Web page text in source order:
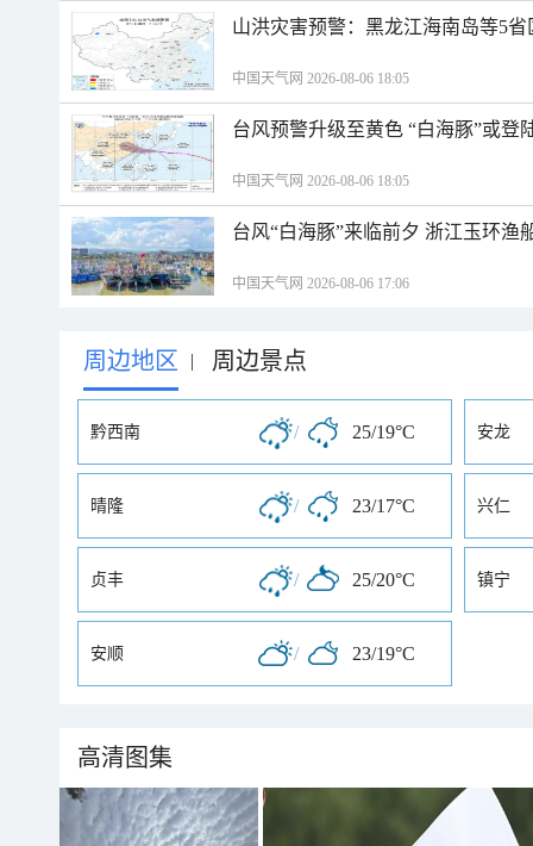
山洪灾害预警：黑龙江海南岛等5
中国天气网 2026-08-06 18:05
台风预警升级至黄色 “白海豚”或登
中国天气网 2026-08-06 18:05
台风“白海豚”来临前夕 浙江玉环渔
中国天气网 2026-08-06 17:06
周边地区 | 周边景点
黔西南 / 25/19°C 安龙
晴隆 / 23/17°C 兴仁
贞丰 / 25/20°C 镇宁
安顺 / 23/19°C
高清图集